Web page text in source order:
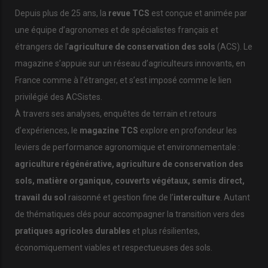
proies et leur nombre, leur reproduction fluctuent en fonction.
Les prédateurs sont ainsi le gage d’un équilibre des populations
dans les écosystèmes.
La balance penche vers les services
écosystémiques
Qu’en est-il des maladiesque le renard soi-disant véhicule ? La
rage, rappelons-le, a été éradiquée en France en 2001, grâce à
une campagne de vaccination. Depuis plusieurs années, on
parle de l’échinococcose alvéolaire. Une vingtaine de cas
maladie rare. L’agent responsable est le
plathelminthe
Echinococcus multilocularis dont les larves sont hébergées par
les rongeurs. Si ces derniers sont consommés par un renard,
un chien ou un chat, le parasite termine son cycle dans son
nouvel hôte. Les œufs sont excrétés avec les fèces du
Depuis plus de 25 ans, la revue TCS est conçue et animée par
une équipe d’agronomes et de spécialistes français et
étrangers de l’agriculture de conservation des sols (ACS). Le
magazine s’appuie sur un réseau d’agriculteurs innovants, en
France comme à l’étranger, et s’est imposé comme le lien
privilégié des ACSistes.
À travers ses analyses, enquêtes de terrain et retours
d’expériences, le magazine TCS explore en profondeur les
leviers de performance agronomique et environnementale :
agriculture régénérative, agriculture de conservation des
sols, matière organique, couverts végétaux, semis direct,
travail du sol raisonné et gestion fine de l’interculture. Autant
de thématiques clés pour accompagner la transition vers des
pratiques agricoles durables et plus résilientes,
économiquement viables et respectueuses des sols.